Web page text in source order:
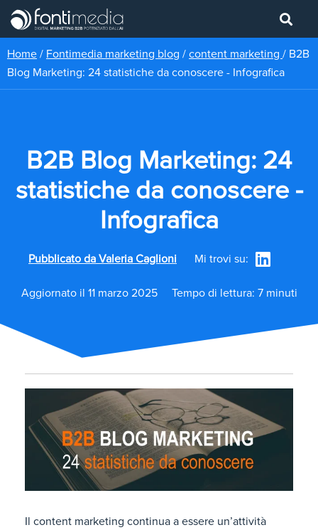
Home / Fontimedia marketing blog / content marketing / B2B
Blog Marketing: 24 statistiche da conoscere - Infografica
B2B Blog Marketing: 24
statistiche da conoscere -
Infografica
Pubblicato da Valeria Caglioni Mi trovi su:
Aggiornato il 11 marzo 2025 Tempo di lettura: 7 minuti
Il content marketing continua a essere un’attività